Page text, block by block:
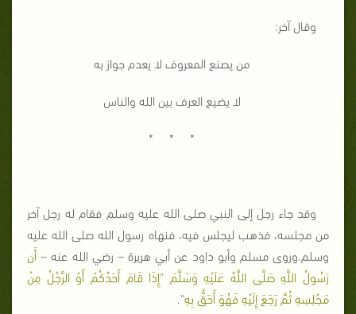
وقال آخر:
من يصنع المعروف لا يعدم جواز به
لا يضيع العرف بين الله والناس
* * *
وقد جاء رجل إلى النبي صلى الله عليه وسلم فقام له رجل آخر
من مجلسه، فذهب ليجلس فيه، فنهاه رسول الله صلى الله عليه
وسلم.وروى مسلم وأبو داود عن أبي هريرة – رضي الله عنه – أَن
رَسُولُ اللَّهِ صَلَّى اللَّهُ عَلَيْهِ وَسَلَّمَ "إِذَا قَامَ أَحَدُكُمْ أَوْ الرَّجُلُ مِنْ
مَجْلِسِهِ ثُمَّ رَجَعَ إِلَيْهِ فَهُوَ أَحَقُّ بِهِ".